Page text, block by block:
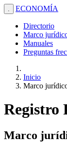
. ECONOMÍA
Directorio
Marco
Manuales
Preguntas
Inicio
Marco
Registro
Marco